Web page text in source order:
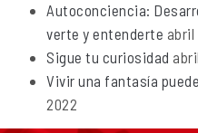
Autoconciencia:
verte y entenderte abril
Sigue tu curiosidad
Vivir una fantasía
2022